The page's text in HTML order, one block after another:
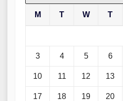
M T W T
3 4 5 6
10 11 12 13
17 18 19 20